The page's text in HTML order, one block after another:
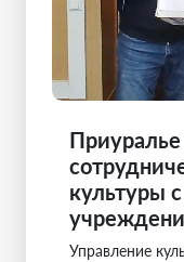
культуры
Управление